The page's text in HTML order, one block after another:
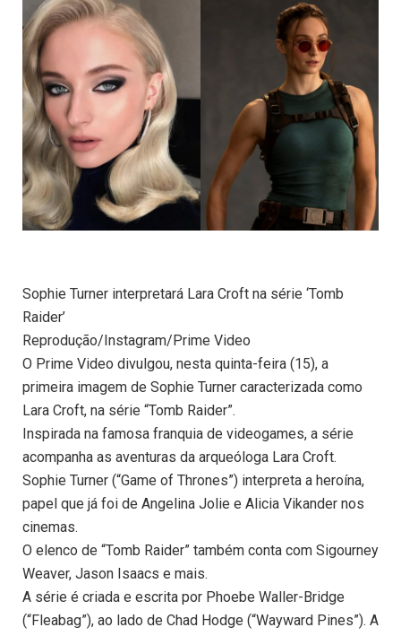
Sophie Turner interpretará Lara Croft na série ‘Tomb
Raider’
Reprodução/Instagram/Prime Video
O Prime Video divulgou, nesta quinta-feira (15), a
primeira imagem de Sophie Turner caracterizada como
Lara Croft, na série “Tomb Raider”.
Inspirada na famosa franquia de videogames, a série
acompanha as aventuras da arqueóloga Lara Croft.
Sophie Turner (“Game of Thrones”) interpreta a heroína,
papel que já foi de Angelina Jolie e Alicia Vikander nos
cinemas.
O elenco de “Tomb Raider” também conta com Sigourney
Weaver, Jason Isaacs e mais.
A série é criada e escrita por Phoebe Waller-Bridge
(“Fleabag”), ao lado de Chad Hodge (“Wayward Pines”). A